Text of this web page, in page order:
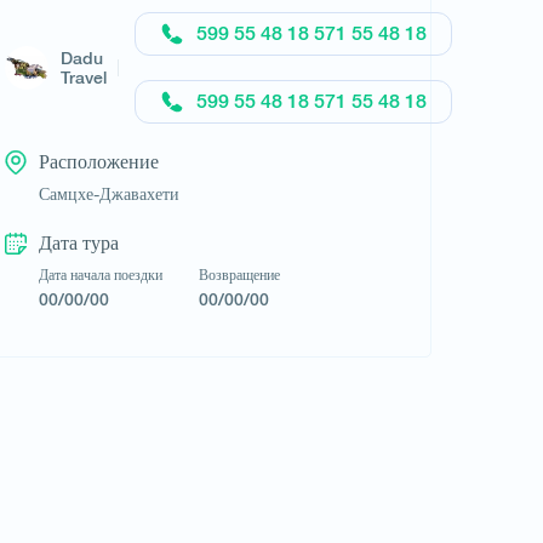
Запросить тур
Dadu
Travel
599 55 48 18 571 55 48 18
599 55 48 18 571 55 48 18
Расположение
Самцхе-Джавахети
Дата тура
Дата начала поездки
00/00/00
Возвращение
00/00/00